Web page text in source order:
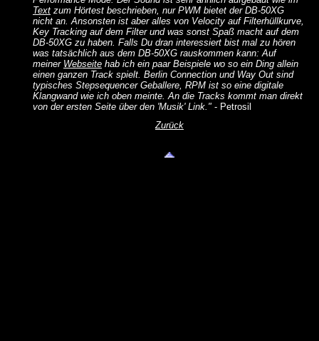
Text zum Hörtest beschrieben, nur PWM bietet der DB-50XG
nicht an. Ansonsten ist aber alles von Velocity auf Filterhüllkurve,
Key Tracking auf dem Filter und was sonst Spaß macht auf dem
DB-50XG zu haben. Falls Du dran interessiert bist mal zu hören
was tatsächlich aus dem DB-50XG rauskommen kann: Auf
meiner Webseite hab ich ein paar Beispiele wo so ein Ding allein
einen ganzen Track spielt. Berlin Connection und Way Out sind
typisches Stepsequencer Geballere, RPM ist so eine digitale
Klangwand wie ich oben meinte. An die Tracks kommt man direkt
von der ersten Seite über den 'Musik' Link." - Petrosil
Zurück